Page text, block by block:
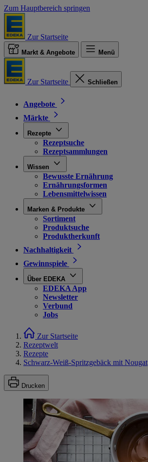
Zum Hauptbereich springen
Zur Startseite
Markt & Angebote Menü
Zur Startseite Schließen
Angebote
Märkte
Rezepte
Rezeptsuche
Rezeptsammlungen
Wissen
Bewusste Ernährung
Ernährungsformen
Lebensmittelwissen
Marken & Produkte
Sortiment
Produktsuche
Produktherkunft
Nachhaltigkeit
Gewinnspiele
Über EDEKA
EDEKA App
Newsletter
Verbund
Jobs
Zur Startseite
Rezeptwelt
Rezepte
Schwarz-Weiß-Spritzgebäck mit Nougat
Drucken